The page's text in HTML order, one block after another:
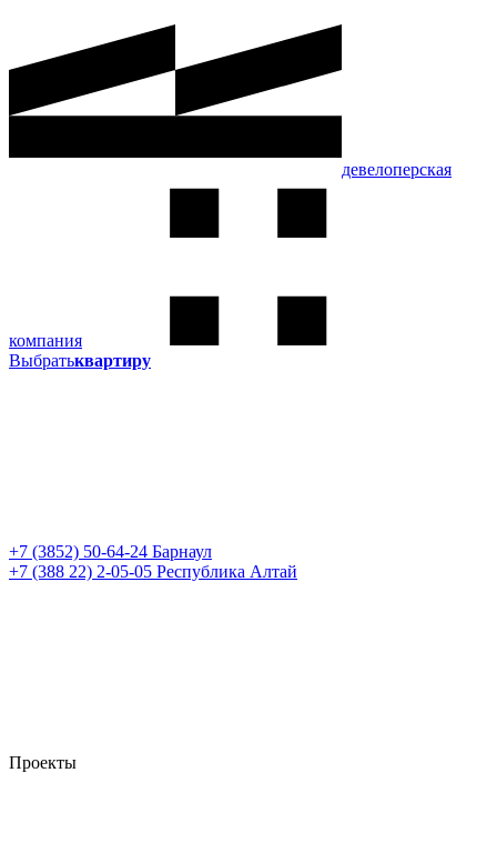
девелоперская
компания
Выбратьквартиру
+7 (3852) 50-64-24 Барнаул
+7 (388 22) 2-05-05 Республика Алтай
Проекты